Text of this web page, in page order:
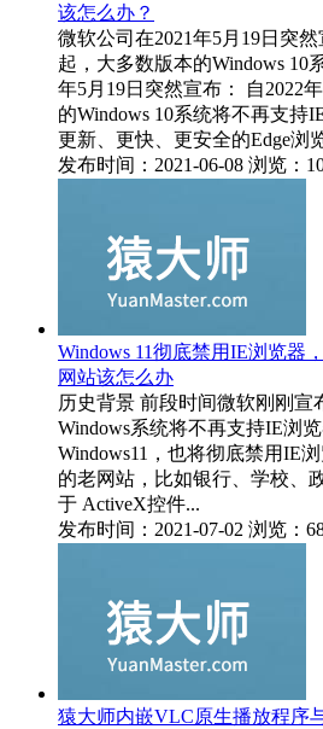
该怎么办？
微软公司在2021年5月19日突然
起，大多数版本的Windows 10
年5月19日突然宣布： 自2022
的Windows 10系统将不再支持
更新、更快、更安全的Edge浏
发布时间：2021-06-08 浏览：
Windows 11彻底禁用IE浏览器
网站该怎么办
历史背景 前段时间微软刚刚宣
Windows系统将不再支持IE浏
Windows11，也将彻底禁用IE
的老网站，比如银行、学校、
于 ActiveX控件...
发布时间：2021-07-02 浏览：
猿大师内嵌VLC原生播放程序